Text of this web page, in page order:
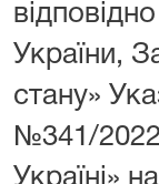
України,
стану»
№341/2022
Україні»